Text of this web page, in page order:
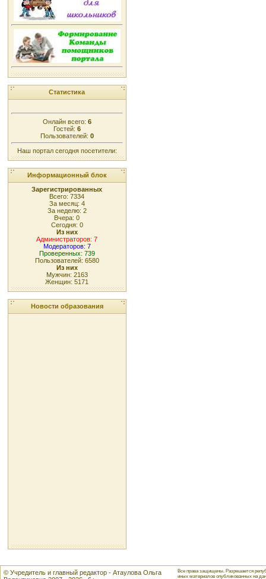
Статистика
Онлайн всего: 6
Гостей: 6
Пользователей: 0
Наш портал сегодня посетители:
Информационный блок
Зарегистрированных
Всего: 7334
За месяц: 4
За неделю: 2
Вчера: 0
Сегодня: 0
Из них
Администраторов: 7
Модераторов: 7
Проверенных: 739
Пользователей: 6580
Из них
Мужчин: 2163
Женщин: 5171
Новости образования
© Учредитель и главный редактор - Атаулова Ольга
Все права защищены. Разрешается
иных материалов опубликованных на